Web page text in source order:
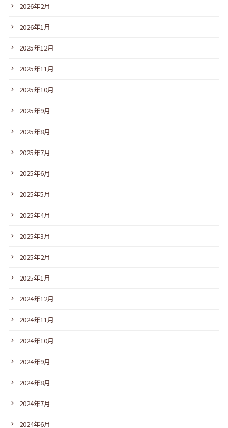
2026年2月
2026年1月
2025年12月
2025年11月
2025年10月
2025年9月
2025年8月
2025年7月
2025年6月
2025年5月
2025年4月
2025年3月
2025年2月
2025年1月
2024年12月
2024年11月
2024年10月
2024年9月
2024年8月
2024年7月
2024年6月